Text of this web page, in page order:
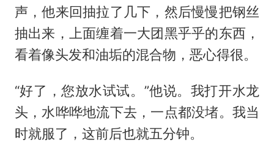
声，他来回抽拉了几下，然后慢慢把钢丝
抽出来，上面缠着一大团黑乎乎的东西，
看着像头发和油垢的混合物，恶心得很。
“好了，您放水试试。”他说。我打开水龙
头，水哗哗地流下去，一点都没堵。我当
时就服了，这前后也就五分钟。